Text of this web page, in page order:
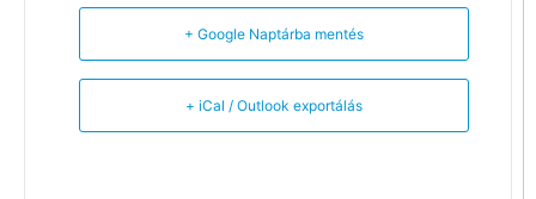
+ Google Naptárba mentés
+ iCal / Outlook exportálás